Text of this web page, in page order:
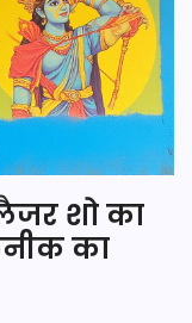
शो का
का